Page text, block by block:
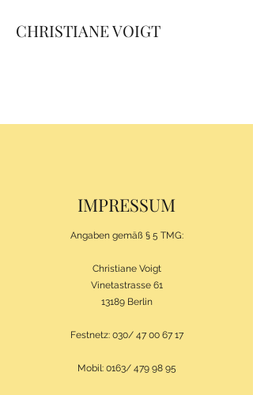
CHRISTIANE VOIGT
IMPRESSUM
Angaben gemäß § 5 TMG:
Christiane Voigt
Vinetastrasse 61
13189 Berlin
Festnetz: 030/ 47 00 67 17
Mobil: 0163/ 479 98 95